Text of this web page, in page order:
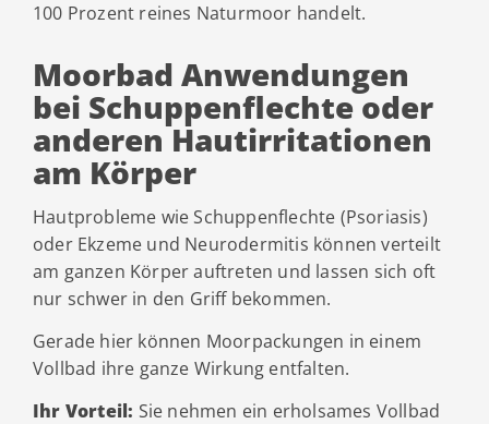
100 Prozent reines Naturmoor handelt.
Moorbad Anwendungen
bei Schuppenflechte oder
anderen Hautirritationen
am Körper
Hautprobleme wie Schuppenflechte (Psoriasis)
oder Ekzeme und Neurodermitis können verteilt
am ganzen Körper auftreten und lassen sich oft
nur schwer in den Griff bekommen.
Gerade hier können Moorpackungen in einem
Vollbad ihre ganze Wirkung entfalten.
Ihr Vorteil: Sie nehmen ein erholsames Vollbad